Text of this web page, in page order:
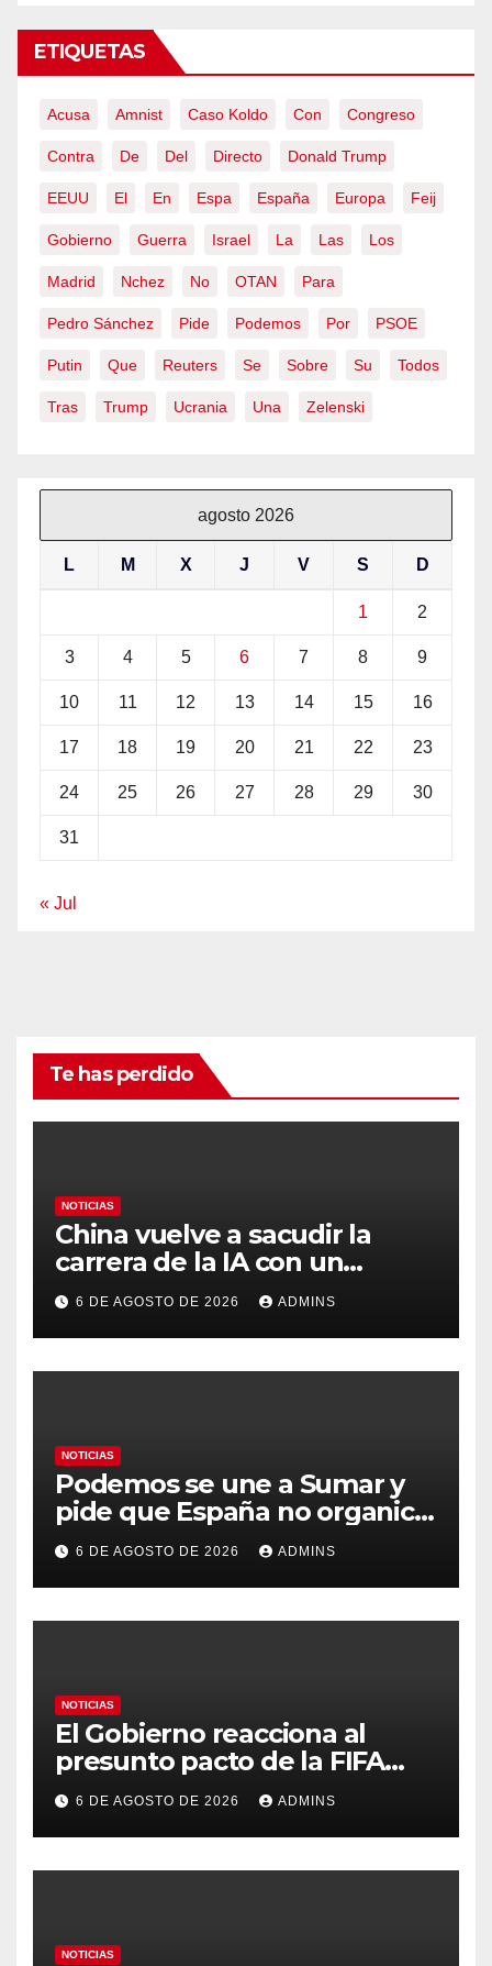
ETIQUETAS
Acusa Amnist Caso Koldo Con Congreso
Contra De Del Directo Donald Trump
EEUU El En Espa España Europa Feij
Gobierno Guerra Israel La Las Los
Madrid Nchez No OTAN Para
Pedro Sánchez Pide Podemos Por PSOE
Putin Que Reuters Se Sobre Su Todos
Tras Trump Ucrania Una Zelenski
agosto 2026
L M X J V S D
1 2
3 4 5 6 7 8 9
10 11 12 13 14 15 16
17 18 19 20 21 22 23
24 25 26 27 28 29 30
31
« Jul
Te has perdido
NOTICIAS
China vuelve a sacudir la
carrera de la IA con un
modelo capaz de trabajar
durante días sin intervención
humana
6 DE AGOSTO DE 2026 ADMINS
NOTICIAS
Podemos se une a Sumar y
pide que España no organice
el Mundial 2030 con
Marruecos por «atentar
contra la soberanía nacional»
6 DE AGOSTO DE 2026 ADMINS
NOTICIAS
El Gobierno reacciona al
presunto pacto de la FIFA
con Marruecos para acoger la
final del Mundial 2030:
«Tiene que ser en España»
6 DE AGOSTO DE 2026 ADMINS
NOTICIAS